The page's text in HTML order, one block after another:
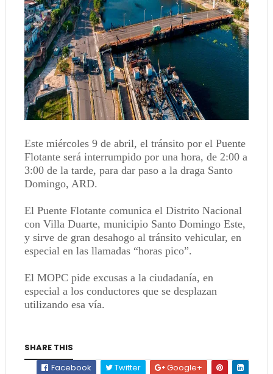
Este miércoles 9 de abril, el tránsito por el Puente
Flotante será interrumpido por una hora, de 2:00 a
3:00 de la tarde, para dar paso a la draga Santo
Domingo, ARD.
El Puente Flotante comunica el Distrito Nacional
con Villa Duarte, municipio Santo Domingo Este,
y sirve de gran desahogo al tránsito vehicular, en
especial en las llamadas “horas pico”.
El MOPC pide excusas a la ciudadanía, en
especial a los conductores que se desplazan
utilizando esa vía.
SHARE THIS
Facebook
Twitter Google+